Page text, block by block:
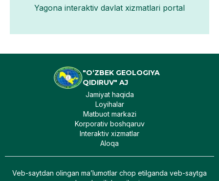
Yagona interaktiv davlat xizmatlari portal
"O‘ZBEK GEOLOGIYA
QIDIRUV" AJ
Jamiyat haqida
Loyihalar
Matbuot markazi
Korporativ boshqaruv
Interaktiv xizmatlar
Aloqa
Veb-saytdan olingan maʼlumotlar chop etilganda veb-saytga